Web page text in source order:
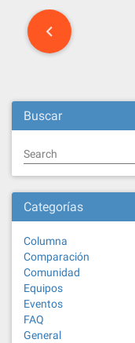
Post
navigation
Buscar
Search
Categorías
Columna
Comparación
Comunidad
Equipos
Eventos
FAQ
General